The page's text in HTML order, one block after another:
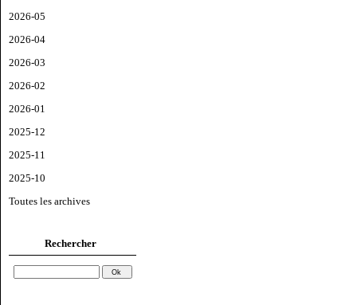
2026-05
2026-04
2026-03
2026-02
2026-01
2025-12
2025-11
2025-10
Toutes les archives
Rechercher